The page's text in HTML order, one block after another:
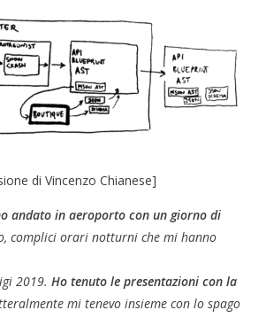
di Vincenzo Chianese]
andato in aeroporto con un giorno di
complici orari notturni che mi hanno
2019.Ho tenuto le presentazioni con la
mi tenevo insieme con lo spago